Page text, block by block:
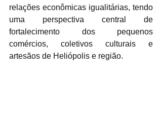
relações econômicas igualitárias, tendo
uma perspectiva central de
fortalecimento dos pequenos
comércios, coletivos culturais e
artesãos de Heliópolis e região.